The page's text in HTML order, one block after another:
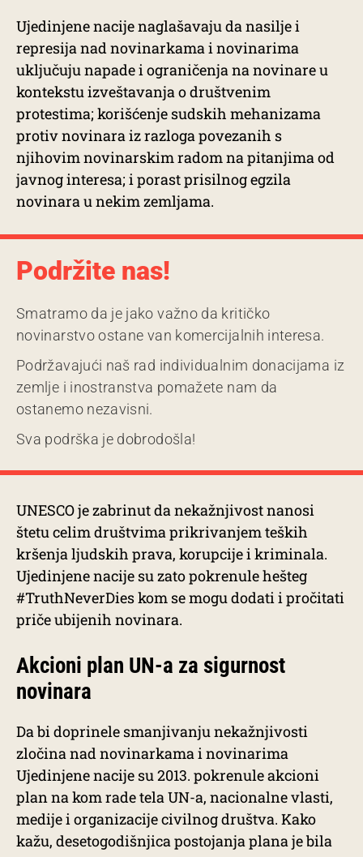
Ujedinjene nacije naglašavaju da nasilje i
represija nad novinarkama i novinarima
uključuju napade i ograničenja na novinare u
kontekstu izveštavanja o društvenim
protestima; korišćenje sudskih mehanizama
protiv novinara iz razloga povezanih s
njihovim novinarskim radom na pitanjima od
javnog interesa; i porast prisilnog egzila
novinara u nekim zemljama.
Podržite nas!
Smatramo da je jako važno da kritičko
novinarstvo ostane van komercijalnih interesa.
Podržavajući naš rad individualnim donacijama iz
zemlje i inostranstva pomažete nam da
ostanemo nezavisni.
Sva podrška je dobrodošla!
UNESCO je zabrinut da nekažnjivost nanosi
štetu celim društvima prikrivanjem teških
kršenja ljudskih prava, korupcije i kriminala.
Ujedinjene nacije su zato pokrenule hešteg
#TruthNeverDies kom se mogu dodati i pročitati
priče ubijenih novinara.
Akcioni plan UN-a za sigurnost
novinara
Da bi doprinele smanjivanju nekažnjivosti
zločina nad novinarkama i novinarima
Ujedinjene nacije su 2013. pokrenule akcioni
plan na kom rade tela UN-a, nacionalne vlasti,
medije i organizacije civilnog društva. Kako
kažu, desetogodišnjica postojanja plana je bila